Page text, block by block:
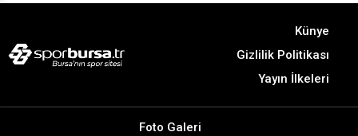
Künye
Gizlilik Politikası
Yayın İlkeleri
Foto Galeri